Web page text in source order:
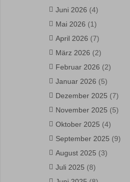
Juni 2026 (4)
Mai 2026 (1)
April 2026 (7)
März 2026 (2)
Februar 2026 (2)
Januar 2026 (5)
Dezember 2025 (7)
November 2025 (5)
Oktober 2025 (4)
September 2025 (9)
August 2025 (3)
Juli 2025 (8)